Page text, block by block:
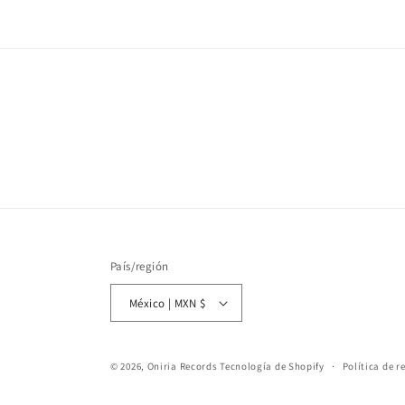
País/región
México | MXN $
© 2026, Oniria Records Tecnología de Shopify Política de